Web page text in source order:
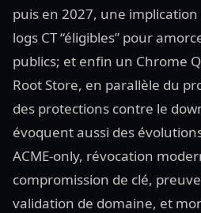
puis en 2027, une
logs CT “éligibles” pour
publics; et enfin un Chrome
Root Store, en parallèle du
des protections contre le
évoquent aussi des
ACME-only, révocation
compromission de clé,
validation de domaine, et